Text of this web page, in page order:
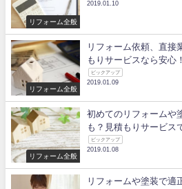
リフォーム全般
2019.01.10
リフォーム全般
リフォーム依頼、直接
もりサービスなら安心！
ピックアップ
2019.01.09
リフォーム全般
初めてのリフォームや
も？見積もりサービス
ピックアップ
2019.01.08
リフォームや塗装で適